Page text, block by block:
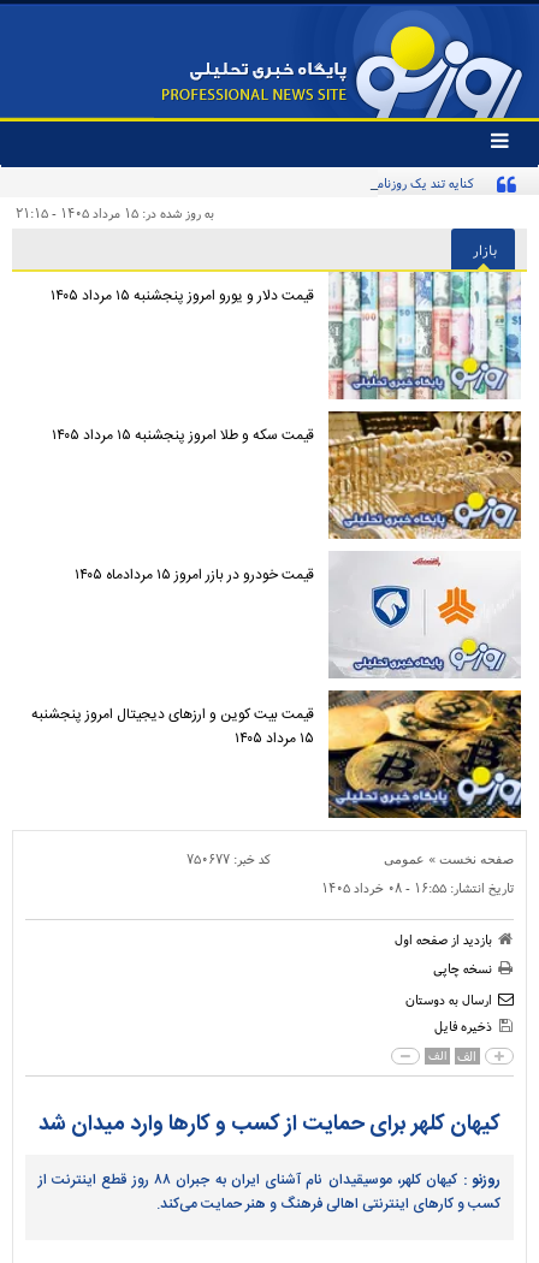
تغییر
وضعیت
منوی
ها
کنایه تند یک روزنامه به «پیروزی‌طلبان زودهنگام» و مخاطبان اینترنشنال
به روز شده در: ۱۵ مرداد ۱۴۰۵ - ۲۱:۱۵
بازار
قیمت دلار و یورو امروز پنجشنبه ۱۵ مرداد ۱۴۰۵
قیمت سکه و طلا امروز پنجشنبه ۱۵ مرداد ۱۴۰۵
قیمت خودرو در بازر امروز ۱۵ مردادماه ۱۴۰۵
قیمت بیت کوین و ارز‌های دیجیتال امروز پنجشنبه
۱۵ مرداد ۱۴۰۵
صفحه نخست » عمومی کد خبر: ۷۵۰۶۷۷
تاریخ انتشار: ۱۶:۵۵ - ۰۸ خرداد ۱۴۰۵
بازدید از صفحه اول
نسخه چاپی
ارسال به دوستان
ذخیره فایل
الف الف
کیهان کلهر برای حمایت از کسب و کارها وارد میدان شد
روزنو :
کیهان کلهر، موسیقیدان نام آشنای ایران به جبران ۸۸ روز قطع اینترنت از
کسب و کارهای اینترنتی اهالی فرهنگ و هنر حمایت می‌کند.